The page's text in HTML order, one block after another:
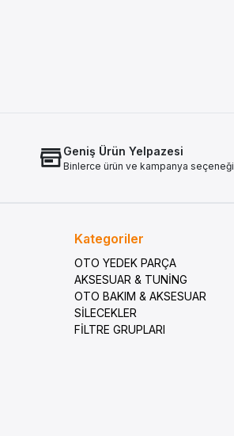
Geniş Ürün Yelpazesi
Binlerce ürün ve kampanya seçeneği
Kategoriler
OTO YEDEK PARÇA
AKSESUAR & TUNİNG
OTO BAKIM & AKSESUAR
SİLECEKLER
FİLTRE GRUPLARI